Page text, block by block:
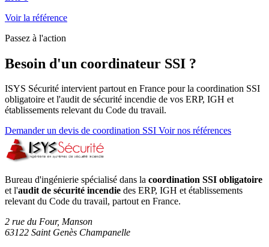
Voir la référence
Passez à l'action
Besoin d'un coordinateur SSI ?
ISYS Sécurité intervient partout en France pour la coordination SSI
obligatoire et l'audit de sécurité incendie de vos ERP, IGH et
établissements relevant du Code du travail.
Demander un devis de coordination SSI Voir nos références
Bureau d'ingénierie spécialisé dans la coordination SSI obligatoire
et l'audit de sécurité incendie des ERP, IGH et établissements
relevant du Code du travail, partout en France.
2 rue du Four, Manson
63122 Saint Genès Champanelle